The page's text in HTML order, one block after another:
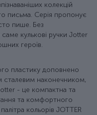
колекцій
письма. Серія пропонує
пише. Без
кулькові ручки Jotter
героїв.
пластику доповнено
сталевим наконечником,
- це компактна та
та комфортного
кольорів JOTTER